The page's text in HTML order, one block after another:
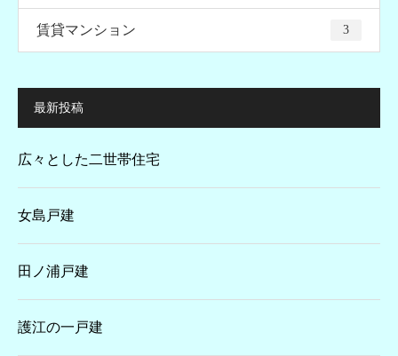
賃貸マンション 3
最新投稿
広々とした二世帯住宅
女島戸建
田ノ浦戸建
護江の一戸建